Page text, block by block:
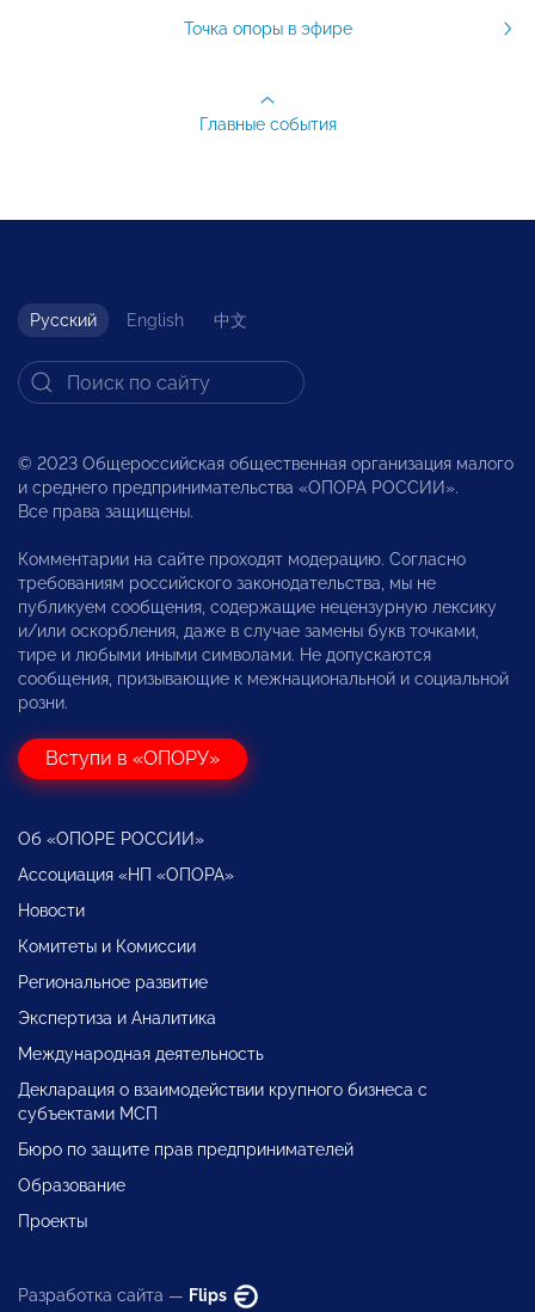
Точка опоры в эфире
Главные события
Русский English 中文
© 2023 Общероссийская общественная организация малого
и среднего предпринимательства «ОПОРА РОССИИ».
Все права защищены.
Комментарии на сайте проходят модерацию. Согласно
требованиям российского законодательства, мы не
публикуем сообщения, содержащие нецензурную лексику
и/или оскорбления, даже в случае замены букв точками,
тире и любыми иными символами. Не допускаются
сообщения, призывающие к межнациональной и социальной
розни.
Вступи в «ОПОРУ»
Об «ОПОРЕ РОССИИ»
Ассоциация «НП «ОПОРА»
Новости
Комитеты и Комиссии
Региональное развитие
Экспертиза и Аналитика
Международная деятельность
Декларация о взаимодействии крупного бизнеса с
субъектами МСП
Бюро по защите прав предпринимателей
Образование
Проекты
Разработка сайта — Flips